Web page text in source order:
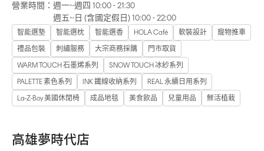
營業時間： 週一~週四 10:00 - 21:30
週五~日 (含國定假日) 10:00 - 22:00
智能選墊 智能選枕 智能選香 HOLA Café 軟裝設計
寵物推車
禮品包裝
刺繡服務 大宗商務採購
門市取貨
WARM TOUCH 石墨烯系列
SNOW TOUCH 冰紗系列
PALETTE 素色系列
INK 鐵線收納系列
REAL 永續日用系列
La-Z-Boy 美國休閒椅
成品地毯 美食飲品 兒童用品 鮮活植栽
高雄夢時代店